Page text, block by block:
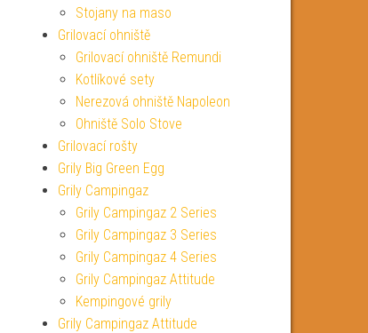
Stojany na maso
Grilovací ohniště
Grilovací ohniště Remundi
Kotlíkové sety
Nerezová ohniště Napoleon
Ohniště Solo Stove
Grilovací rošty
Grily Big Green Egg
Grily Campingaz
Grily Campingaz 2 Series
Grily Campingaz 3 Series
Grily Campingaz 4 Series
Grily Campingaz Attitude
Kempingové grily
Grily Campingaz Attitude